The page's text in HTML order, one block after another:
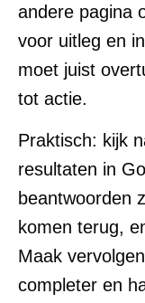
andere pagina
voor uitleg en
moet juist
tot actie.
Praktisch: kijk
resultaten in
beantwoorden
komen terug,
Maak
completer en